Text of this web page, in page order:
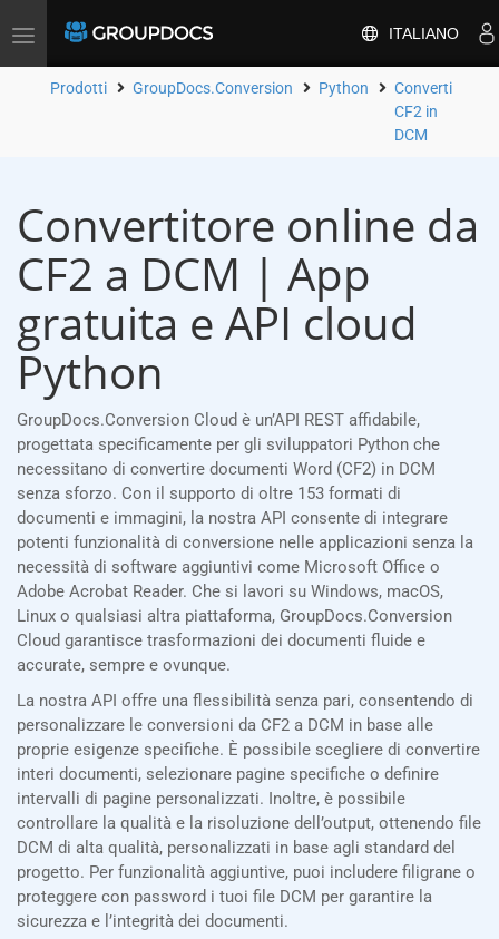
Attiva/disattiva
navigazione
ITALIANO
Prodotti GroupDocs.Conversion Python
Converti
CF2 in
DCM
Convertitore online da
CF2 a DCM | App
gratuita e API cloud
Python
GroupDocs.Conversion Cloud è un’API REST affidabile,
progettata specificamente per gli sviluppatori Python che
necessitano di convertire documenti Word (CF2) in DCM
senza sforzo. Con il supporto di oltre 153 formati di
documenti e immagini, la nostra API consente di integrare
potenti funzionalità di conversione nelle applicazioni senza la
necessità di software aggiuntivi come Microsoft Office o
Adobe Acrobat Reader. Che si lavori su Windows, macOS,
Linux o qualsiasi altra piattaforma, GroupDocs.Conversion
Cloud garantisce trasformazioni dei documenti fluide e
accurate, sempre e ovunque.
La nostra API offre una flessibilità senza pari, consentendo di
personalizzare le conversioni da CF2 a DCM in base alle
proprie esigenze specifiche. È possibile scegliere di convertire
interi documenti, selezionare pagine specifiche o definire
intervalli di pagine personalizzati. Inoltre, è possibile
controllare la qualità e la risoluzione dell’output, ottenendo file
DCM di alta qualità, personalizzati in base agli standard del
progetto. Per funzionalità aggiuntive, puoi includere filigrane o
proteggere con password i tuoi file DCM per garantire la
sicurezza e l’integrità dei documenti.